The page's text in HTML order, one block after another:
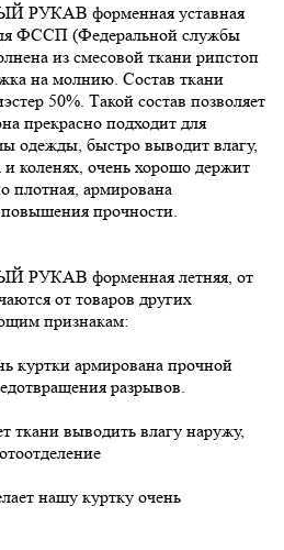
форменная уставная
ФССП (Федеральной службы
из смесовой ткани рипстоп
на молнию. Состав ткани
50%. Такой состав позволяет
прекрасно подходит для
одежды, быстро выводит влагу,
и коленях, очень хорошо держит
плотная, армирована
прочности.
форменная летняя, от
от товаров других
признакам:
куртки армирована прочной
разрывов.
ткани выводить влагу наружу,
нашу куртку очень